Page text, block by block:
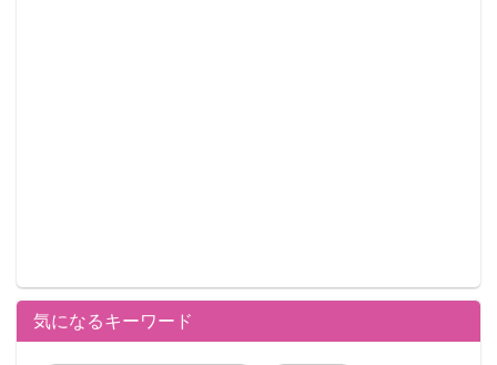
気になるキーワード